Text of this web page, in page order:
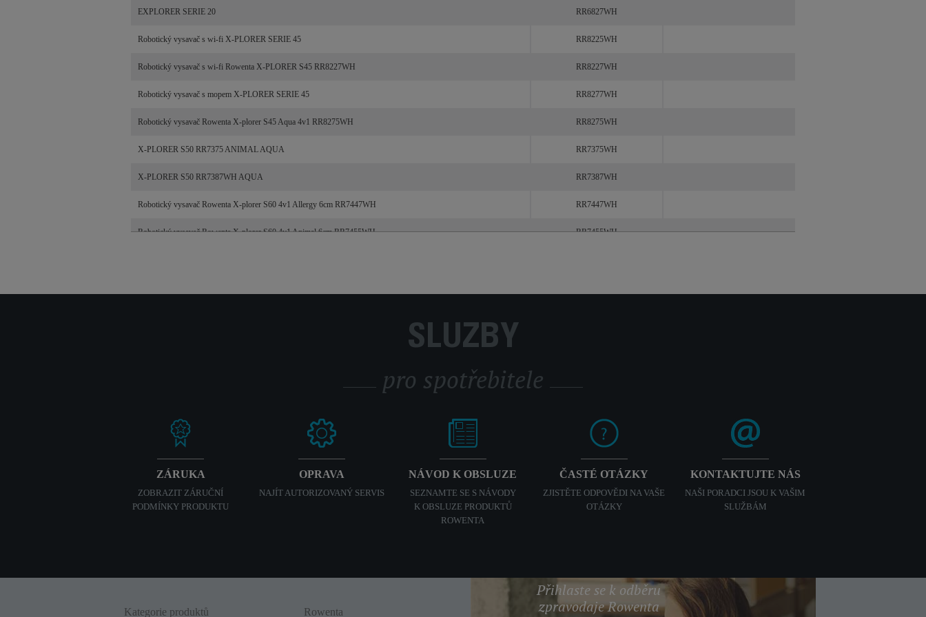
EXPLORER SERIE 20 RR6827WH
Robotický vysavač s wi-fi X-PLORER SERIE 45 RR8225WH
Robotický vysavač s wi-fi Rowenta X-PLORER S45 RR8227WH RR8227WH
Robotický vysavač s mopem X-PLORER SERIE 45 RR8277WH
Robotický vysavač Rowenta X-plorer S45 Aqua 4v1 RR8275WH RR8275WH
X-PLORER S50 RR7375 ANIMAL AQUA RR7375WH
X-PLORER S50 RR7387WH AQUA RR7387WH
Robotický vysavač Rowenta X-plorer S60 4v1 Allergy 6cm RR7447WH RR7447WH
Robotický vysavač Rowenta X-plorer S60 4v1 Animal 6cm RR7455WH RR7455WH
SLUŽBY
pro spotřebitele
ZÁRUKA
ZOBRAZIT ZÁRUČNÍ
PODMÍNKY PRODUKTU
OPRAVA
NAJÍT AUTORIZOVANÝ SERVIS
NÁVOD K OBSLUZE
SEZNAMTE SE S NÁVODY
K OBSLUZE PRODUKTŮ
ROWENTA
ČASTÉ OTÁZKY
ZJISTĚTE ODPOVĚDI NA VAŠE
OTÁZKY
KONTAKTUJTE NÁS
NAŠI PORADCI JSOU K VAŠIM
SLUŽBÁM
Kategorie produktů Rowenta
Přihlaste se k odběru
zpravodaje Rowenta